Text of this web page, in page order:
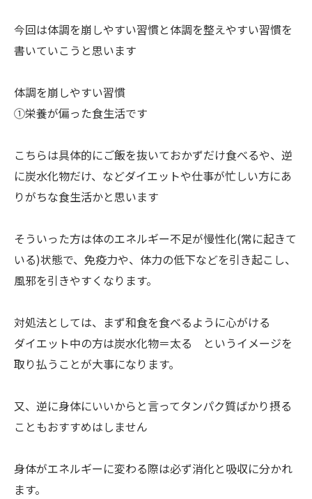
今回は体調を崩しやすい習慣と体調を整えやすい習慣を
書いていこうと思います
体調を崩しやすい習慣
①栄養が偏った食生活です
こちらは具体的にご飯を抜いておかずだけ食べるや、逆
に炭水化物だけ、などダイエットや仕事が忙しい方にあ
りがちな食生活かと思います
そういった方は体のエネルギー不足が慢性化(常に起きて
いる)状態で、免疫力や、体力の低下などを引き起こし、
風邪を引きやすくなります。
対処法としては、まず和食を食べるように心がける
ダイエット中の方は炭水化物＝太る というイメージを
取り払うことが大事になります。
又、逆に身体にいいからと言ってタンパク質ばかり摂る
こともおすすめはしません
身体がエネルギーに変わる際は必ず消化と吸収に分かれ
ます。